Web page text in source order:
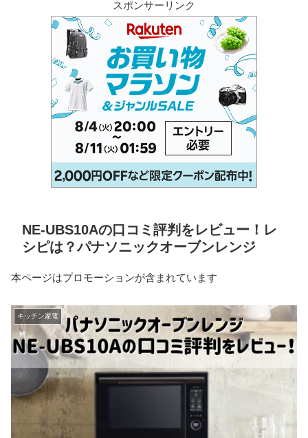
スポンサーリンク
NE-UBS10Aの口コミ評判をレビュー！レ
シピは？パナソニックオーブンレンジ
本ページはプロモーションが含まれています
キッチン家電